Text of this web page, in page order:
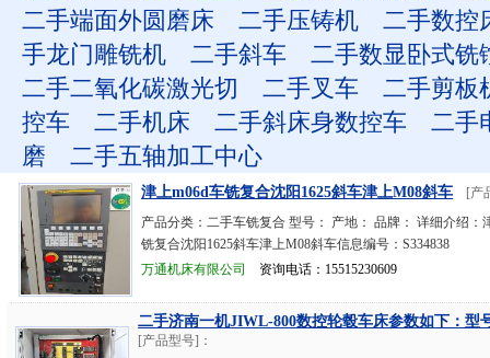
二手端面外圆磨床
二手压铸机
二手数控
手龙门雕铣机
二手斜车
二手数显卧式铣
二手二氧化碳激光切
二手叉车
二手剪板
控车
二手机床 二手斜床身数控车
二手
磨
二手五轴加工中心
津上m06d车铣复合沈阳1625斜车津上M08斜车
[产
产品分类：二手车铣复合 型号： 产地： 品牌： 详细介绍：
铣复合沈阳1625斜车津上M08斜车信息编号：S334838
万通机床有限公司
资询电话：15515230609
二手济南一机JIWL-800数控轮毂车床参数如下：型
[产品型号]：